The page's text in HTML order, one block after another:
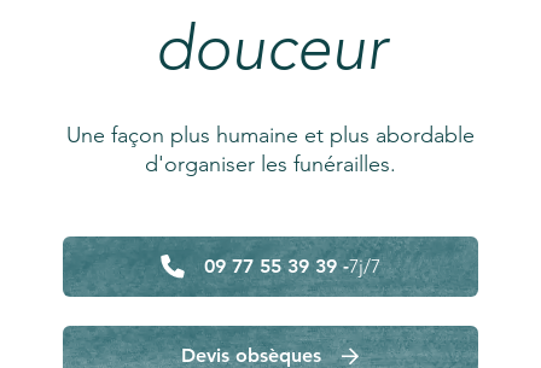
douceur
Une façon plus humaine et plus abordable
d'organiser les funérailles.
09 77 55 39 39 -7j/7
Devis obsèques